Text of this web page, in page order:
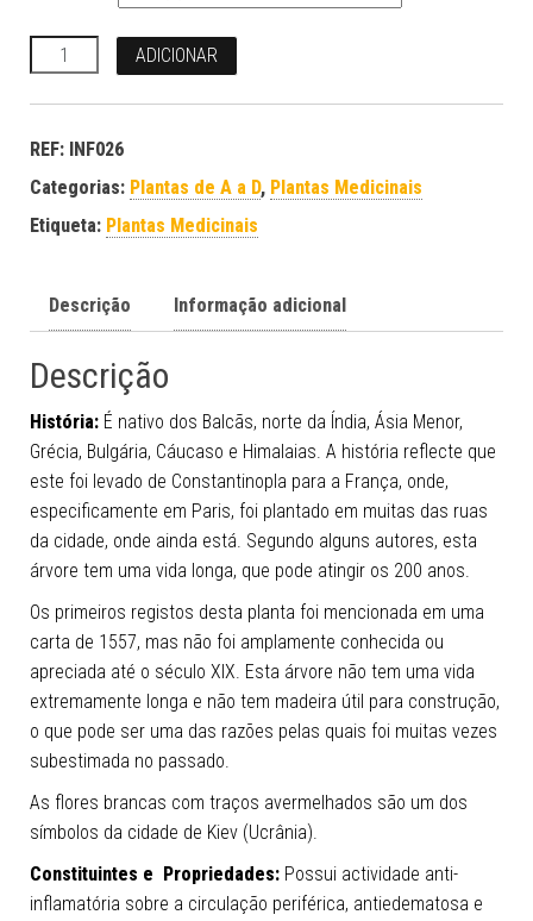
Quantidade ADICIONAR
REF: INF026
Categorias: Plantas de A a D, Plantas Medicinais
Etiqueta: Plantas Medicinais
Descrição Informação adicional
Descrição
História: É nativo dos Balcãs, norte da Índia, Ásia Menor,
Grécia, Bulgária, Cáucaso e Himalaias. A história reflecte que
este foi levado de Constantinopla para a França, onde,
especificamente em Paris, foi plantado em muitas das ruas
da cidade, onde ainda está. Segundo alguns autores, esta
árvore tem uma vida longa, que pode atingir os 200 anos.
Os primeiros registos desta planta foi mencionada em uma
carta de 1557, mas não foi amplamente conhecida ou
apreciada até o século XIX. Esta árvore não tem uma vida
extremamente longa e não tem madeira útil para construção,
o que pode ser uma das razões pelas quais foi muitas vezes
subestimada no passado.
As flores brancas com traços avermelhados são um dos
símbolos da cidade de Kiev (Ucrânia).
Constituintes e Propriedades: Possui actividade anti-
inflamatória sobre a circulação periférica, antiedematosa e